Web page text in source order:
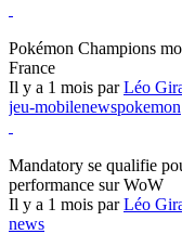
Pokémon Champions
France
Il y a 1 mois parLéo
jeu-mobilenewspokemon
Mandatory se qualifie
performance sur WoW
Il y a 1 mois parLéo
news